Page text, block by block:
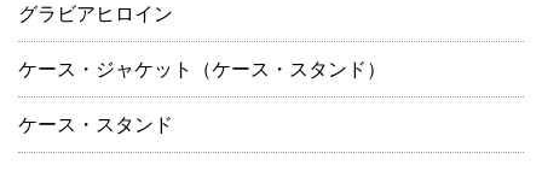
グラビアヒロイン
ケース・ジャケット（ケース・スタンド）
ケース・スタンド